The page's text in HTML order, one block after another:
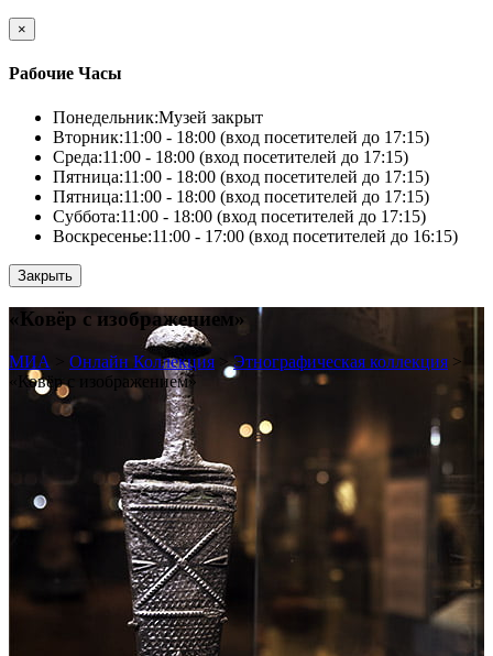
×
Рабочие Часы
Понедельник:Музей закрыт
Вторник:11:00 - 18:00 (вход посетителей до 17:15)
Среда:11:00 - 18:00 (вход посетителей до 17:15)
Пятница:11:00 - 18:00 (вход посетителей до 17:15)
Пятница:11:00 - 18:00 (вход посетителей до 17:15)
Суббота:11:00 - 18:00 (вход посетителей до 17:15)
Воскресенье:11:00 - 17:00 (вход посетителей до 16:15)
Закрыть
«Ковёр с изображением»
МИА Онлайн Коллекция >Этнографическая коллекция >
«Ковёр с изображением»